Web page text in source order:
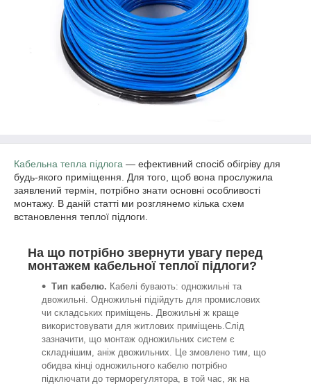
Кабельна тепла підлога — ефективний спосіб обігріву для
будь-якого приміщення. Для того, щоб вона прослужила
заявлений термін, потрібно знати основні особливості
монтажу. В даній статті ми розглянемо кілька схем
встановлення теплої підлоги.
На що потрібно звернути увагу перед
монтажем кабельної теплої підлоги?
Тип кабелю. Кабелі бувають: одножильні та
двожильні. Одножильні підійдуть для промислових
чи складських приміщень. Двожильні ж краще
використовувати для житлових приміщень.Слід
зазначити, що монтаж одножильних систем є
складнішим, аніж двожильних. Це змовлено тим, що
обидва кінці одножильного кабелю потрібно
підключати до терморегулятора, в той час, як на